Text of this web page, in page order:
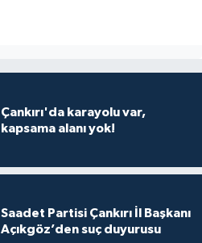
Çankırı'da karayolu var,
kapsama alanı yok!
Saadet Partisi Çankırı İl Başkanı
Açıkgöz’den suç duyurusu